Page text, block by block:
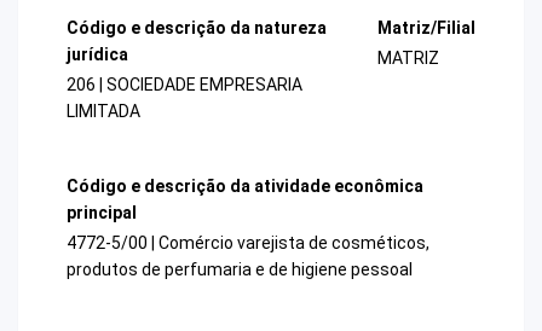
Código e descrição da natureza
jurídica
206 | SOCIEDADE EMPRESARIA
LIMITADA
Matriz/Filial
MATRIZ
Código e descrição da atividade econômica
principal
4772-5/00 | Comércio varejista de cosméticos,
produtos de perfumaria e de higiene pessoal